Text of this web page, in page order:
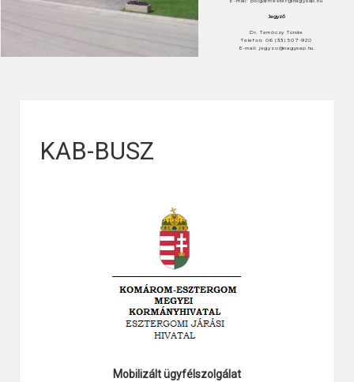
Jegyző
Dr. Tarnóczy Tünde
Telefon: 06 (33) 507-920
E-mail: jegyzo@nagysap.hu
KAB-BUSZ
Mobilizált ügyfélszolgálat